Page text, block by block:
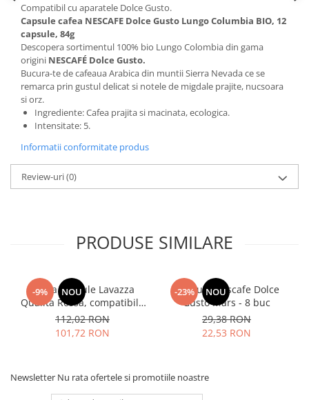
Compatibil cu aparatele Dolce Gusto.
Capsule cafea NESCAFE Dolce Gusto Lungo Columbia BIO, 12
capsule, 84g
Descopera sortimentul 100% bio Lungo Colombia din gama
origini NESCAFÉ Dolce Gusto.
Bucura-te de cafeaua Arabica din muntii Sierra Nevada ce se
remarca prin gustul delicat si notele de migdale prajite, nucsoara
si orz.
Ingrediente: Cafea prajita si macinata, ecologica.
Intensitate: 5.
Informatii conformitate produs
Review-uri(0)
PRODUSE SIMILARE
-9% NOU
Cafea capsule Lavazza
Qualita Rossa, compatibile
Nespresso, 80 buc
112,02 RON
101,72 RON
-23% NOU
Capsule Nescafe Dolce
Gusto Mars - 8 buc
29,38 RON
22,53 RON
Newsletter Nu rata ofertele si promotiile noastre